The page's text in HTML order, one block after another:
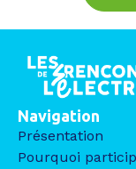
Navigation
Présentation
Pourquoi